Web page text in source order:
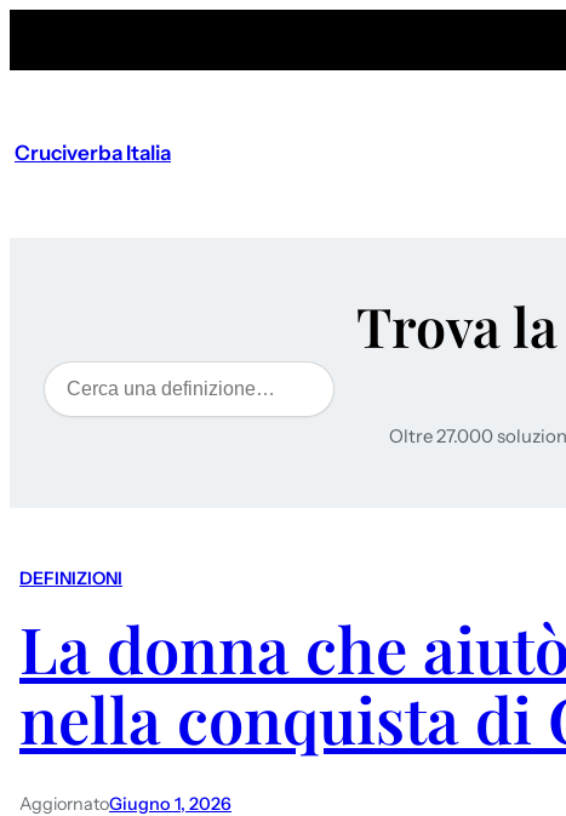
Cruciverba Italia
Trova
Cerca
Oltre 27.000
DEFINIZIONI
La donna che
nella conquista di
AggiornatoGiugno 1, 2026